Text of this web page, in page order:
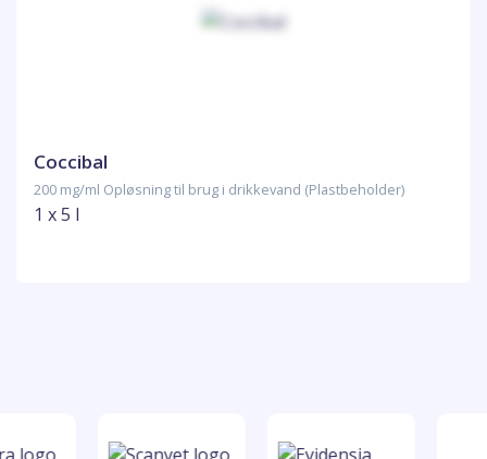
Coccibal
200 mg/ml Opløsning til brug i drikkevand (Plastbeholder)
1 x 5 l